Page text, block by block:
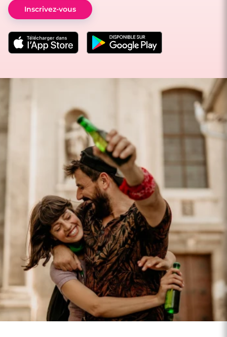
Inscrivez-vous